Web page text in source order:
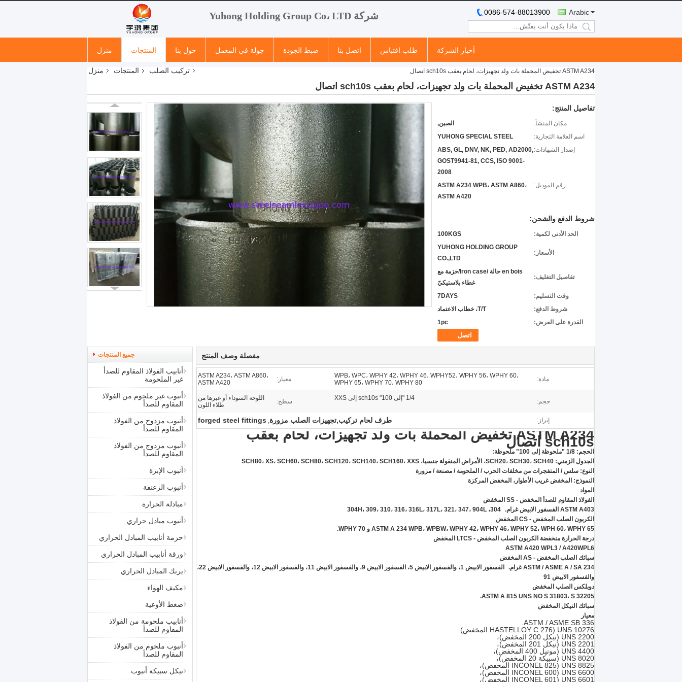
شركة Yuhong Holding Group Co، LTD Arabic
0086-574-88013900
search
منزل المنتجات حول بنا جولة في المعمل ضبط الجودة اتصل بنا طلب اقتباس أخبار الشركة
منزل المنتجات تركيب الصلب ASTM A234 تخفيض المحملة بات ولد تجهيزات، لحام بعقب sch10s اتصال
ASTM A234 تخفيض المحملة بات ولد تجهيزات، لحام بعقب sch10s اتصال
تفاصيل المنتج:
مكان المنشأ:
الصين,
اسم العلامة التجارية:
YUHONG SPECIAL STEEL
إصدار الشهادات:ABS, GL, DNV, NK, PED, AD2000,
GOST9941-81, CCS, ISO 9001-
2008
رقم الموديل:
ASTM A234 WPB، ASTM A860،
ASTM A420
شروط الدفع والشحن:
الحد الأدنى لكمية: 100KGS
الأسعار:
YUHONG HOLDING GROUP
CO.,LTD
تفاصيل التغليف:
en bois حالة /Iron case/حزمة مع
غطاء بلاستيكيّ
وقت التسليم:
7DAYS
شروط الدفع:
T/T، خطاب الاعتماد
القدرة على العرض:
1pc
اتصل
جميع المنتجات
أنابيب الفولاذ المقاوم للصدأ
غير الملحومة
أنبوب غير ملحوم من الفولاذ
المقاوم للصدأ
أنبوب مزدوج من الفولاذ
المقاوم للصدأ
أنبوب مزدوج من الفولاذ
المقاوم للصدأ
أنبوب الإبرة
أنبوب الزعنفة
مبادلة الحرارة
أنبوب مبادل حراري
حزمة أنابيب المبادل الحراري
ورقة أنابيب المبادل الحراري
يربك المبادل الحراري
مكيف الهواء
ضغط الأوعية
أنابيب ملحومة من الفولاذ
المقاوم للصدأ
أنبوب ملحوم من الفولاذ
المقاوم للصدأ
نيكل سبيكة أنبوب
مفصلة وصف المنتج
مادة:
WPB، WPC، WPHY 42، WPHY 46، WPHY52، WPHY 56، WPHY 60،
WPHY 65، WPHY 70، WPHY 80
معيار:
ASTM A234، ASTM A860،
ASTM A420
حجم: 1/4 "إلى 100" sch10s إلى XXS سطح:
اللوحة السوداء أو غيرها من
طلاء اللون
إبراز: طرف لحام تركيب,تجهيزات الصلب مزورة,
forged steel fittings
ASTM A234 تخفيض المحملة بات ولد تجهيزات، لحام بعقب sch10s اتصال
الحجم: 1/8 "ملحوظة إلى 100" ملحوظة:
الجدول الزمني: SCH20، SCH30، SCH40، الأمراض المنقولة جنسيا، SCH80، XS، SCH60، SCH80، SCH120، SCH140، SCH160، XXS
النوع: سلس / المتفجرات من مخلفات الحرب / الملحومة / مصنعة / مزورة
النموذج: المخفض غريب الأطوار، المخفض المركزة
المواد
الفولاذ المقاوم للصدأ المخفض - SS المخفض
ASTM A403 الفسفور الابيض غرام.
304، 304H، 309، 310، 316، 316L، 317L، 321، 347، 904L
الكربون الصلب المخفض - CS المخفض
ASTM A 234 WPB، WPBW، WPHY 42، WPHY 46، WPHY 52، WPH 60، WPHY 65 و 70 WPHY.
درجة الحرارة منخفضة الكربون الصلب المخفض - LTCS المخفض
ASTM A420 WPL3 / A420WPL6
سبائك الصلب المخفض - AS المخفض
ASTM / ASME A / SA 234 غرام.
الفسفور الابيض 1، والفسفور الابيض 5، الفسفور الابيض 9، والفسفور الابيض 11، والفسفور الابيض 12، والفسفور الابيض 22،
والفسفور الابيض 91
دوبلكس الصلب المخفض
ASTM A 815 UNS NO S 31803، S 32205.
سبائك النيكل المخفض
معيار
ASTM / ASME SB 336.
UNS 10276 (HASTELLOY C 276 المخفض)
UNS 2200 (نيكل 200 المخفض)،
UNS 2201 (نيكل 201 المخفض)،
UNS 4400 (مونيل 400 المخفض)،
UNS 8020 (سبيكة 20 المخفض)،
UNS 8825 (INCONEL 825 المخفض)،
UNS 6600 (INCONEL 600 المخفض)،
UNS 6601 (INCONEL 601 المخفض)،